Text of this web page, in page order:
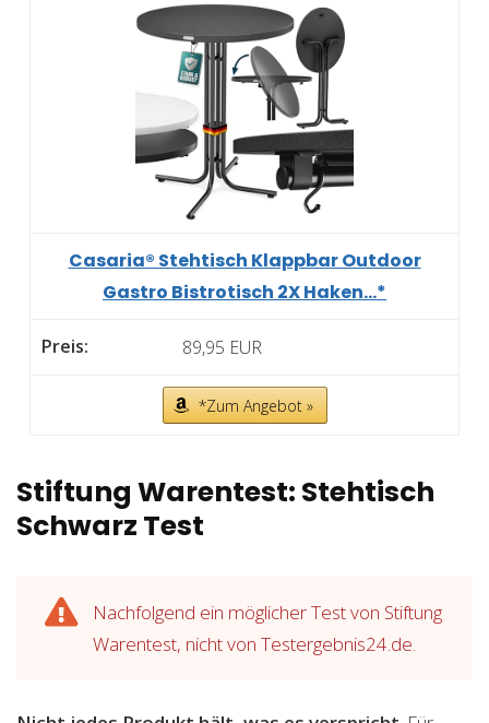
Casaria® Stehtisch Klappbar Outdoor
Gastro Bistrotisch 2X Haken...*
89,95 EUR
*Zum Angebot »
Stiftung Warentest: Stehtisch
Schwarz Test
Nachfolgend ein möglicher Test von Stiftung
Warentest, nicht von Testergebnis24.de.